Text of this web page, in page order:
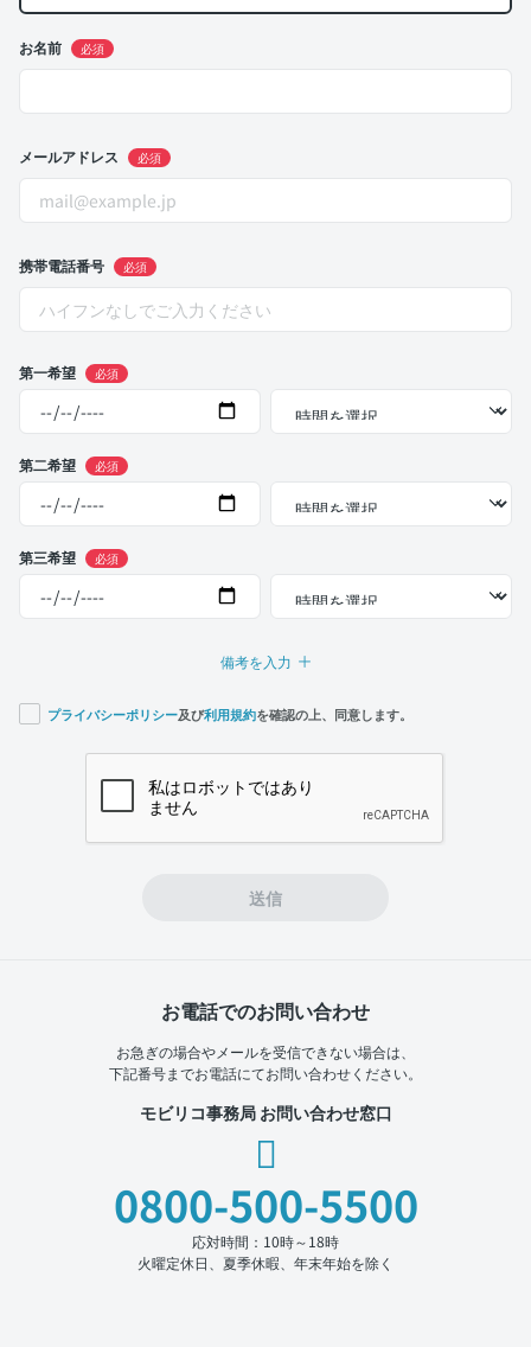
お名前 必須
メールアドレス 必須
携帯電話番号 必須
第一希望 必須
第二希望 必須
第三希望 必須
備考を入力
プライバシーポリシー及び利用規約を確認の上、同意します。
送信
お電話でのお問い合わせ
お急ぎの場合やメールを受信できない場合は、
下記番号までお電話にてお問い合わせください。
モビリコ事務局 お問い合わせ窓口
0800-500-5500
応対時間：10時～18時
火曜定休日、夏季休暇、年末年始を除く